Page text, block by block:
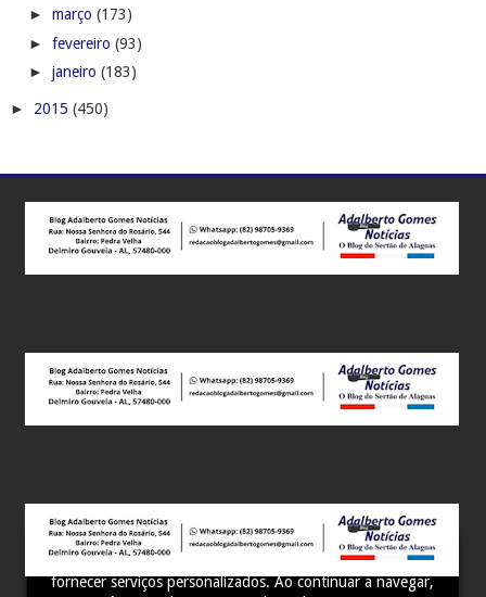
Este site utiliza cookies para melhorar sua experiência e
fornecer serviços personalizados. Ao continuar a navegar,
► março (173)
► fevereiro (93)
► janeiro (183)
► 2015 (450)